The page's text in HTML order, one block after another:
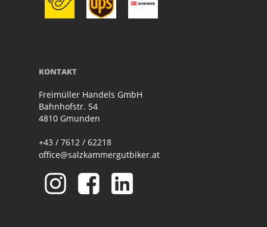
KONTAKT
Freimüller Handels GmbH
Bahnhofstr. 54
4810 Gmunden
+43 / 7612 / 62218
office@salzkammergutbiker.at